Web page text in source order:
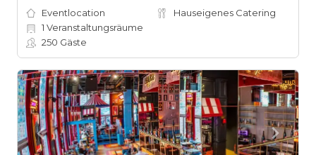
Eventlocation
Hauseigenes Catering
1 Veranstaltungsräume
250 Gäste